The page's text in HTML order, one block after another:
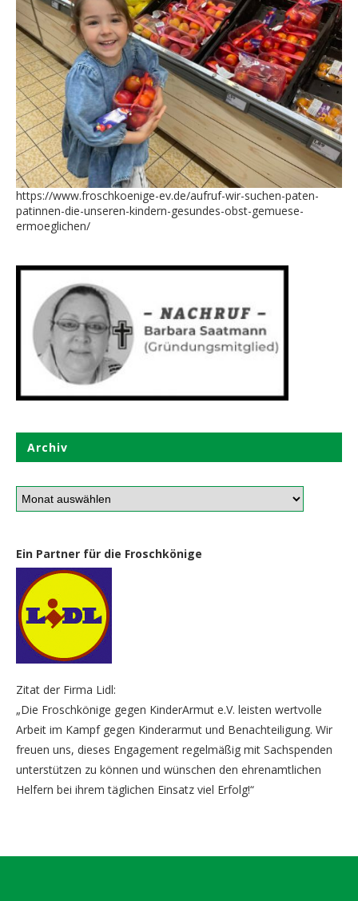
https://www.froschkoenige-ev.de/aufruf-wir-suchen-paten-
patinnen-die-unseren-kindern-gesundes-obst-gemuese-
ermoeglichen/
Archiv
Ein Partner für die Froschkönige
Zitat der Firma Lidl:
„Die Froschkönige gegen KinderArmut e.V. leisten wertvolle
Arbeit im Kampf gegen Kinderarmut und Benachteiligung. Wir
freuen uns, dieses Engagement regelmäßig mit Sachspenden
unterstützen zu können und wünschen den ehrenamtlichen
Helfern bei ihrem täglichen Einsatz viel Erfolg!“